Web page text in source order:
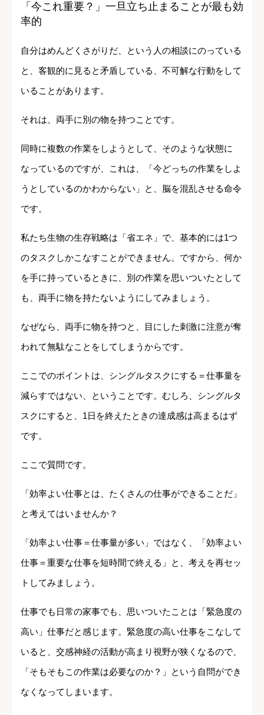
「今これ重要？」一旦立ち止まることが最も効
率的
自分はめんどくさがりだ、という人の相談にのっている
と、客観的に見ると矛盾している、不可解な行動をして
いることがあります。
それは、両手に別の物を持つことです。
同時に複数の作業をしようとして、そのような状態に
なっているのですが、これは、「今どっちの作業をしよ
うとしているのかわからない」と、脳を混乱させる命令
です。
私たち生物の生存戦略は「省エネ」で、基本的には1つ
のタスクしかこなすことができません。ですから、何か
を手に持っているときに、別の作業を思いついたとして
も、両手に物を持たないようにしてみましょう。
なぜなら、両手に物を持つと、目にした刺激に注意が奪
われて無駄なことをしてしまうからです。
ここでのポイントは、シングルタスクにする＝仕事量を
減らすではない、ということです。むしろ、シングルタ
スクにすると、1日を終えたときの達成感は高まるはず
です。
ここで質問です。
「効率よい仕事とは、たくさんの仕事ができることだ」
と考えてはいませんか？
「効率よい仕事＝仕事量が多い」ではなく、「効率よい
仕事＝重要な仕事を短時間で終える」と、考えを再セッ
トしてみましょう。
仕事でも日常の家事でも、思いついたことは「緊急度の
高い」仕事だと感じます。緊急度の高い仕事をこなして
いると、交感神経の活動が高まり視野が狭くなるので、
「そもそもこの作業は必要なのか？」という自問ができ
なくなってしまいます。